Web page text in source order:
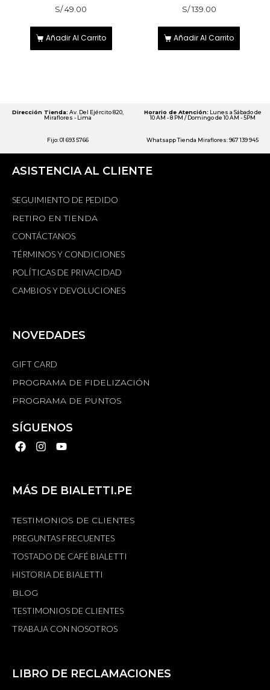
S/49.00
Añadir Al Carrito
S/139.00
Añadir Al Carrito
Dirección Tienda: Av. Del Ejército 820,
Miraflores - Lima
Horario de Atención: Lunes a Sábado de
10 AM - 8 PM / Domingo de 10 AM - 5PM
Fijo: 01 693 5766 Whatsapp Tienda Miraflores: 967 139 945
ASISTENCIA AL CLIENTE
SEGUIMIENTO DE PEDIDO
RETIRO EN TIENDA
CONTÁCTANOS
TÉRMINOS Y CONDICIONES
POLÍTICAS DE PRIVACIDAD
CAMBIOS Y DEVOLUCIONES
NOVEDADES
GIFT CARD
PROGRAMA DE FIDELIZACIÓN
PROGRAMA DE PUNTOS
SÍGUENOS
MÁS DE BIALETTI.PE
TESTIMONIOS DE CLIENTES
PREGUNTAS FRECUENTES
TOSTADO DE CAFÉ BIALETTI
HISTORIA DE BIALETTI
BLOG
TESTIMONIOS DE CLIENTES
TRABAJA CON NOSOTROS
LIBRO DE RECLAMACIONES